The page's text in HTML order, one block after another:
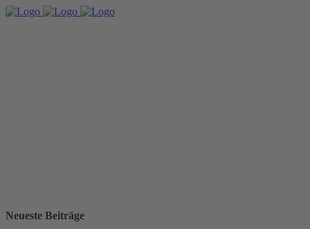
Neueste Beiträge